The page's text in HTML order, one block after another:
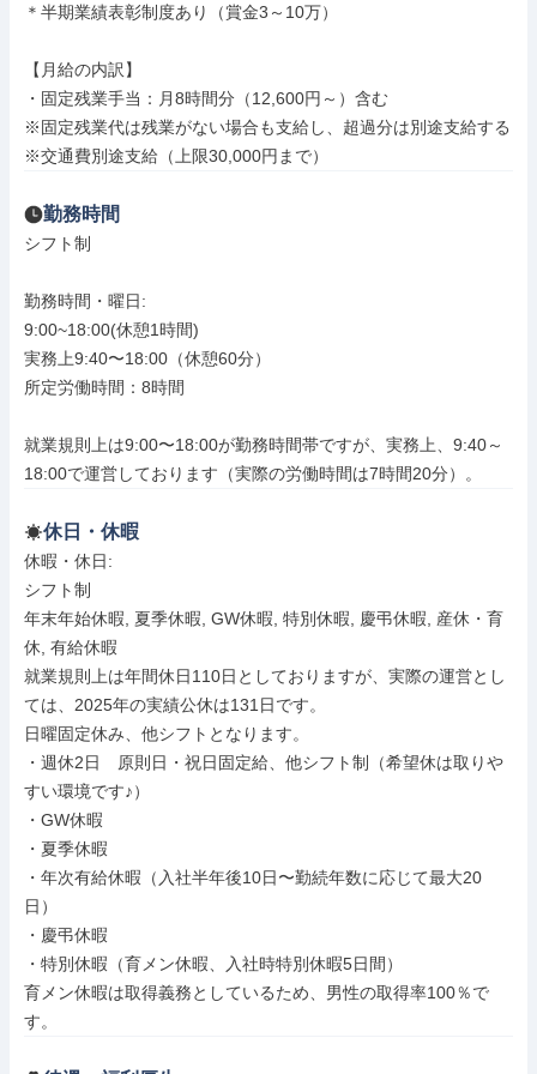
＊半期業績表彰制度あり（賞金3～10万）
【月給の内訳】
・固定残業手当：月8時間分（12,600円～）含む
※固定残業代は残業がない場合も支給し、超過分は別途支給する
※交通費別途支給（上限30,000円まで）
勤務時間
シフト制
勤務時間・曜日:
9:00~18:00(休憩1時間)
実務上9:40〜18:00（休憩60分）
所定労働時間：8時間
就業規則上は9:00〜18:00が勤務時間帯ですが、実務上、9:40～
18:00で運営しております（実際の労働時間は7時間20分）。
休日・休暇
休暇・休日:
シフト制
年末年始休暇, 夏季休暇, GW休暇, 特別休暇, 慶弔休暇, 産休・育
休, 有給休暇
就業規則上は年間休日110日としておりますが、実際の運営とし
ては、2025年の実績公休は131日です。
日曜固定休み、他シフトとなります。
・週休2日　原則日・祝日固定給、他シフト制（希望休は取りや
すい環境です♪）
・GW休暇
・夏季休暇
・年次有給休暇（入社半年後10日〜勤続年数に応じて最大20
日）
・慶弔休暇
・特別休暇（育メン休暇、入社時特別休暇5日間）
育メン休暇は取得義務としているため、男性の取得率100％で
す。